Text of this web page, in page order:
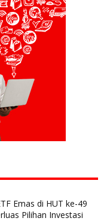
Emas di HUT ke-49
Pilihan Investasi